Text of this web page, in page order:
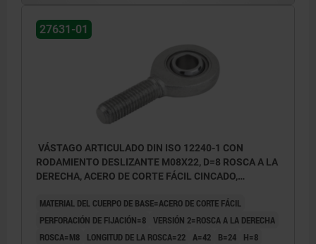
27631-01
VÁSTAGO ARTICULADO DIN ISO 12240-1 CON
RODAMIENTO DESLIZANTE M08X22, D=8 ROSCA A LA
DERECHA, ACERO DE CORTE FÁCIL CINCADO,
MATERIAL DEL CUERPO DE BASE=ACERO DE CORTE FÁCIL
PERFORACIÓN DE FIJACIÓN=8 VERSIÓN 2=ROSCA A LA DERECHA
ROSCA=M8
LONGITUD DE LA ROSCA=22 A=42 B=24
H=8